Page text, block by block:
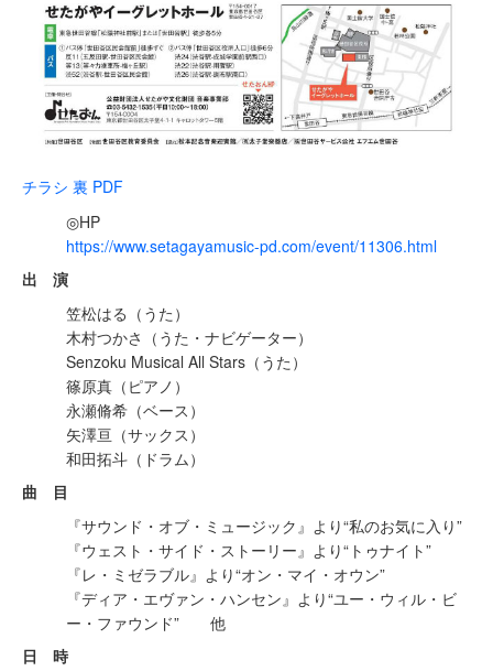
チラシ 裏 PDF
◎HP
https://www.setagayamusic-pd.com/event/11306.html
出 演
笠松はる（うた）
木村つかさ（うた・ナビゲーター）
Senzoku Musical All Stars（うた）
篠原真（ピアノ）
永瀬脩希（ベース）
矢澤亘（サックス）
和田拓斗（ドラム）
曲 目
『サウンド・オブ・ミュージック』より“私のお気に入り”
『ウェスト・サイド・ストーリー』より“トゥナイト”
『レ・ミゼラブル』より“オン・マイ・オウン”
『ディア・エヴァン・ハンセン』より“ユー・ウィル・ビ
ー・ファウンド” 他
日 時